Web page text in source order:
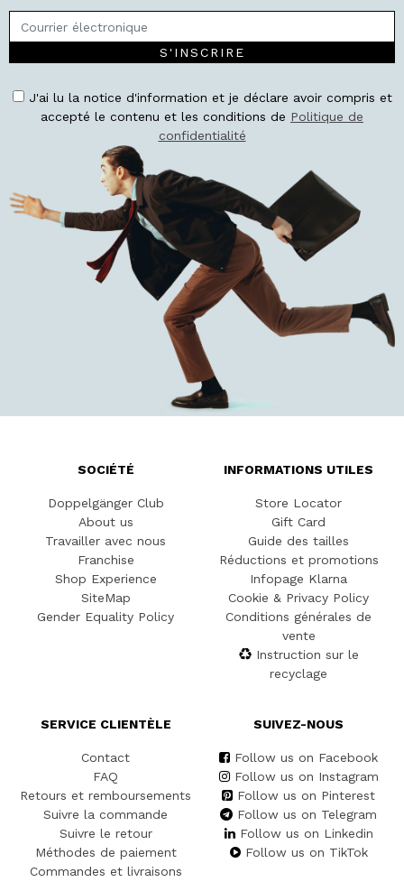
S'INSCRIRE
J'ai lu la notice d'information et je déclare avoir compris et
accepté le contenu et les conditions de Politique de
confidentialité
SOCIÉTÉ
Doppelgänger Club
About us
Travailler avec nous
Franchise
Shop Experience
SiteMap
Gender Equality Policy
INFORMATIONS UTILES
Store Locator
Gift Card
Guide des tailles
Réductions et promotions
Infopage Klarna
Cookie & Privacy Policy
Conditions générales de
vente
Instruction sur le
recyclage
SERVICE CLIENTÈLE
Contact
FAQ
Retours et remboursements
Suivre la commande
Suivre le retour
Méthodes de paiement
Commandes et livraisons
SUIVEZ-NOUS
Follow us on Facebook
Follow us on Instagram
Follow us on Pinterest
Follow us on Telegram
Follow us on Linkedin
Follow us on TikTok